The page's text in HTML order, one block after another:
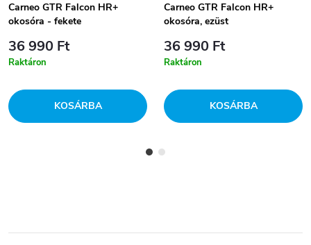
Carneo GTR Falcon HR+
okosóra - fekete
36 990 Ft
Raktáron
KOSÁRBA
Carneo GTR Falcon HR+
okosóra, ezüst
36 990 Ft
Raktáron
KOSÁRBA